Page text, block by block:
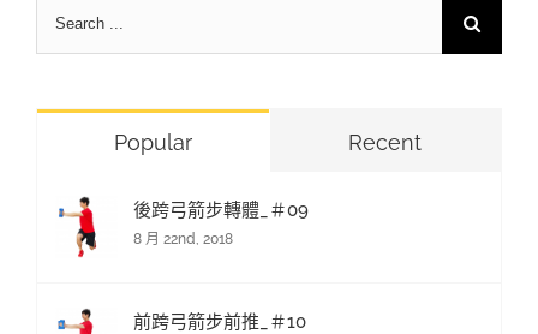
Search
for:
Popular Recent
後跨弓箭步轉體_＃09
8 月 22nd, 2018
前跨弓箭步前推_＃10